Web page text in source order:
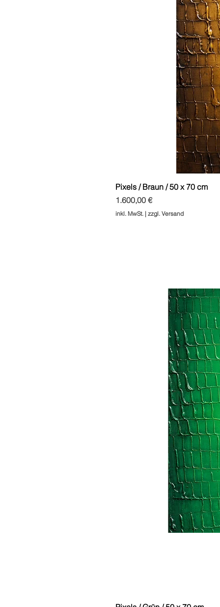
Pixels / Braun / 50 x 70 cm
Preis
1.600,00 €
inkl. MwSt. |zzgl. Versand